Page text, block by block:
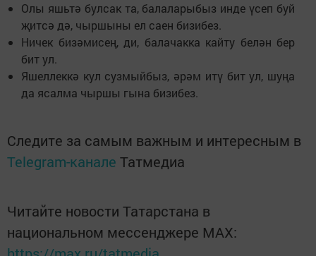
Олы яшьтә булсак та, балаларыбыз инде үсеп буй
җитсә дә, чыршыны ел саен бизибез.
Ничек бизәмисең, ди, балачакка кайту белән бер
бит ул.
Яшеллеккә кул сузмыйбыз, әрәм итү бит ул, шуңа
да ясалма чыршы гына бизибез.
Следите за самым важным и интересным в
Telegram-канале Татмедиа
Читайте новости Татарстана в
национальном мессенджере MАХ: